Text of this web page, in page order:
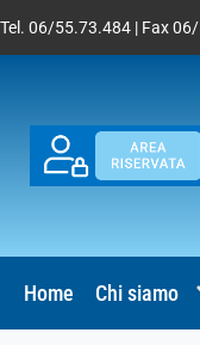
Tel. 06/55.73.484 | Fax
Home Chi siamo